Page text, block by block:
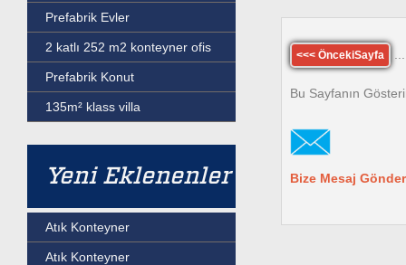
Prefabrik Evler
2 katlı 252 m2 konteyner ofis
Prefabrik Konut
135m² klass villa
Yeni Eklenenler
Atık Konteyner
Atık Konteyner
<<< ÖncekiSayfa
Bu Sayfanın
Bize Mesaj